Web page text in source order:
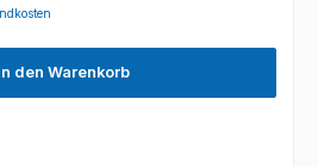
den Warenkorb